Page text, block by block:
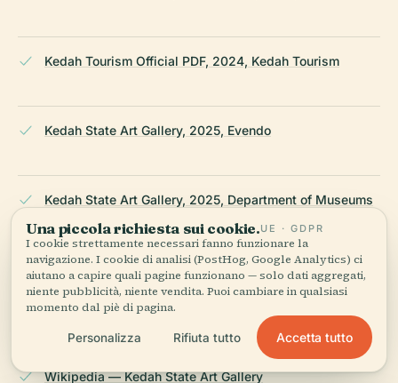
Kedah Tourism Official PDF, 2024, Kedah Tourism
Kedah State Art Gallery, 2025, Evendo
Kedah State Art Gallery, 2025, Department of Museums
A.B
Ibrahim Artworks, 2025, KL Lifestyle
Wikipedia — Kedah State Art Gallery
Una piccola richiesta sui cookie.UE · GDPR
I cookie strettamente necessari fanno funzionare la
navigazione. I cookie di analisi (PostHog, Google Analytics) ci
aiutano a capire quali pagine funzionano — solo dati aggregati,
niente pubblicità, niente vendita. Puoi cambiare in qualsiasi
momento dal piè di pagina.
Personalizza Rifiuta tutto Accetta tutto